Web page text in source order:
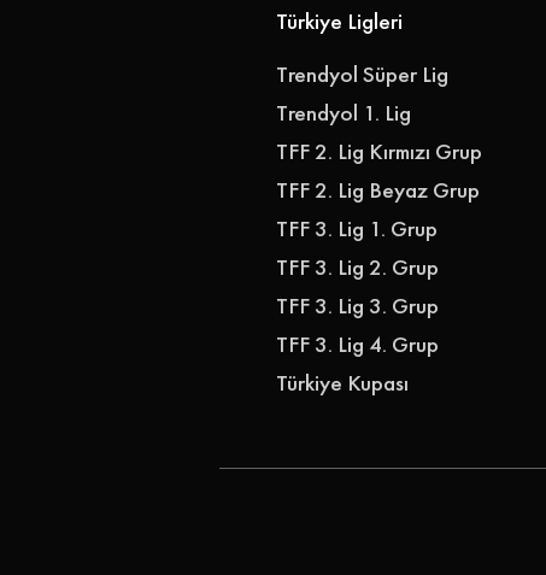
Türkiye Ligleri
Trendyol Süper Lig
Trendyol 1. Lig
TFF 2. Lig Kırmızı Grup
TFF 2. Lig Beyaz Grup
TFF 3. Lig 1. Grup
TFF 3. Lig 2. Grup
TFF 3. Lig 3. Grup
Türkiye Kupası
TFF 3. Lig 4. Grup